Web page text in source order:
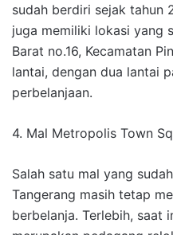
sudah berdiri sejak tahun
juga memiliki lokasi yang
Barat no.16, Kecamatan
lantai, dengan dua lantai
perbelanjaan.
4. Mal Metropolis Town
Salah satu mal yang
Tangerang masih tetap
berbelanja. Terlebih, saat